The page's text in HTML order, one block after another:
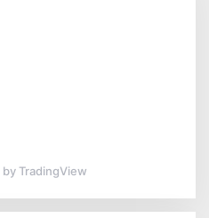
by TradingView